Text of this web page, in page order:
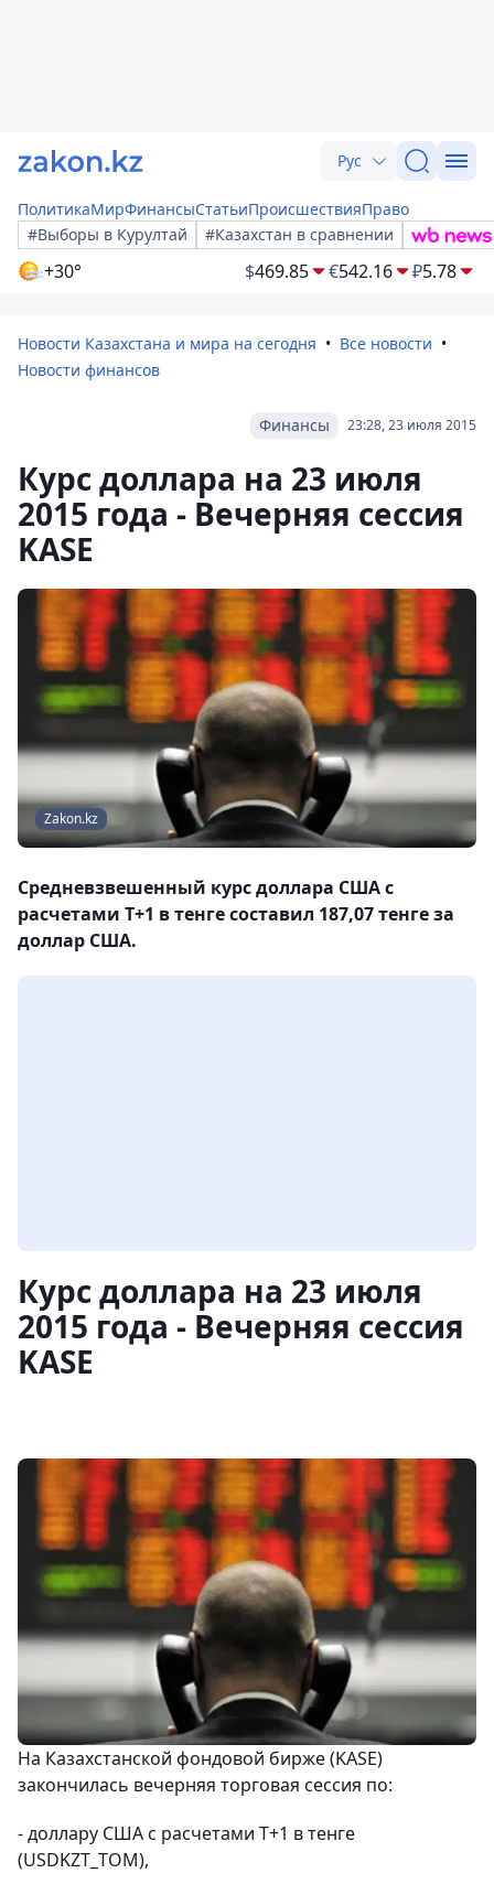
Рус
ПолитикаМирФинансыСтатьиПроисшествияПраво
#Выборы в Курултай
#Казахстан в сравнении
+30° $469.85 €542.16 ₽5.78
Новости Казахстана и мира на сегодня
Все новости
Новости финансов
23:28, 23 июля 2015
Финансы
Курс доллара на 23 июля
2015 года - Вечерняя сессия
KASE
Zakon.kz
Средневзвешенный курс доллара США с
расчетами T+1 в тенге составил 187,07 тенге за
доллар США.
Курс доллара на 23 июля
2015 года - Вечерняя сессия
KASE
На Казахстанской фондовой бирже (KASE)
закончилась вечерняя торговая сессия по:
- доллару США с расчетами Т+1 в тенге
(USDKZT_TOM),